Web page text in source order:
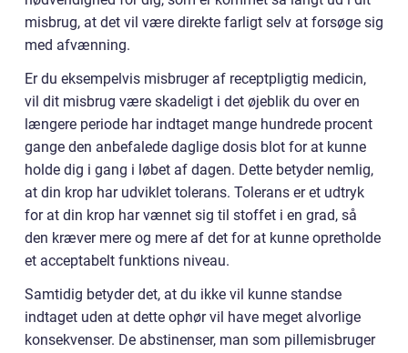
misbrug, at det vil være direkte farligt selv at forsøge sig
med afvænning.
Er du eksempelvis misbruger af receptpligtig medicin,
vil dit misbrug være skadeligt i det øjeblik du over en
længere periode har indtaget mange hundrede procent
gange den anbefalede daglige dosis blot for at kunne
holde dig i gang i løbet af dagen. Dette betyder nemlig,
at din krop har udviklet tolerans. Tolerans er et udtryk
for at din krop har vænnet sig til stoffet i en grad, så
den kræver mere og mere af det for at kunne opretholde
et acceptabelt funktions niveau.
Samtidig betyder det, at du ikke vil kunne standse
indtaget uden at dette ophør vil have meget alvorlige
konsekvenser. De abstinenser, man som pillemisbruger